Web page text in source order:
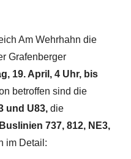
Am Wehrhahn die
Grafenberger
19. April, 4 Uhr, bis
betroffen sind die
und U83, die
Buslinien 737, 812, NE3,
im Detail: